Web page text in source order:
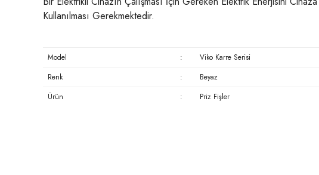
Kullanılması Gerekmektedir.
Model :
Viko Karre Serisi
Renk
:
Beyaz
Ürün
: Priz Fişler